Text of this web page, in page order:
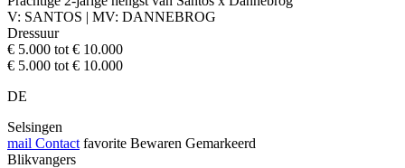
V: SANTOS | MV: DANNEBROG
Dressuur
€ 5.000 tot € 10.000
€ 5.000 tot € 10.000
DE
Selsingen
mail Contact favorite Bewaren Gemarkeerd
Blikvangers